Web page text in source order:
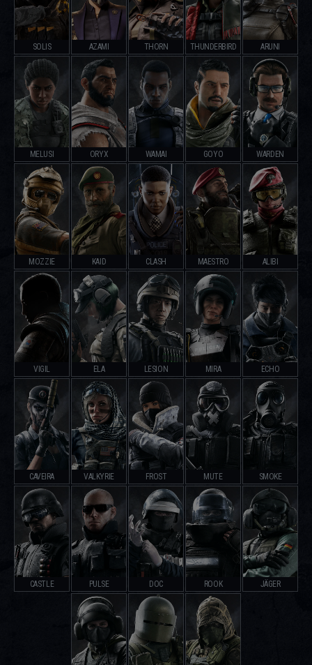
SOLIS AZAMI THORN THUNDERBIRD ARUNI
MELUSI ORYX WAMAI GOYO WARDEN
MOZZIE KAID CLASH MAESTRO ALIBI
VIGIL ELA LESION MIRA ECHO
CAVEIRA VALKYRIE FROST MUTE SMOKE
CASTLE PULSE DOC ROOK JÄGER